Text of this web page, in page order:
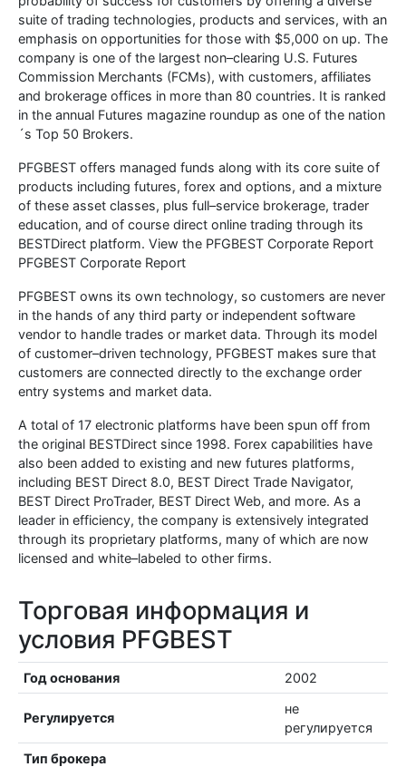
suite of trading technologies, products and services, with an
emphasis on opportunities for those with $5,000 on up. The
company is one of the largest non–clearing U.S. Futures
Commission Merchants (FCMs), with customers, affiliates
and brokerage offices in more than 80 countries. It is ranked
in the annual Futures magazine roundup as one of the nation
´s Top 50 Brokers.
PFGBEST offers managed funds along with its core suite of
products including futures, forex and options, and a mixture
of these asset classes, plus full–service brokerage, trader
education, and of course direct online trading through its
BESTDirect platform. View the PFGBEST Corporate Report
PFGBEST Corporate Report
PFGBEST owns its own technology, so customers are never
in the hands of any third party or independent software
vendor to handle trades or market data. Through its model
of customer–driven technology, PFGBEST makes sure that
customers are connected directly to the exchange order
entry systems and market data.
A total of 17 electronic platforms have been spun off from
the original BESTDirect since 1998. Forex capabilities have
also been added to existing and new futures platforms,
including BEST Direct 8.0, BEST Direct Trade Navigator,
BEST Direct ProTrader, BEST Direct Web, and more. As a
leader in efficiency, the company is extensively integrated
through its proprietary platforms, many of which are now
licensed and white–labeled to other firms.
Торговая информация и
условия PFGBEST
Год основания 2002
Регулируется
не
регулируется
Тип брокера